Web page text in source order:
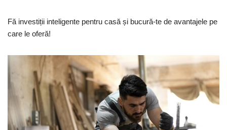
Fă investiții inteligente pentru casă și bucură-te de avantajele pe
care le oferă!